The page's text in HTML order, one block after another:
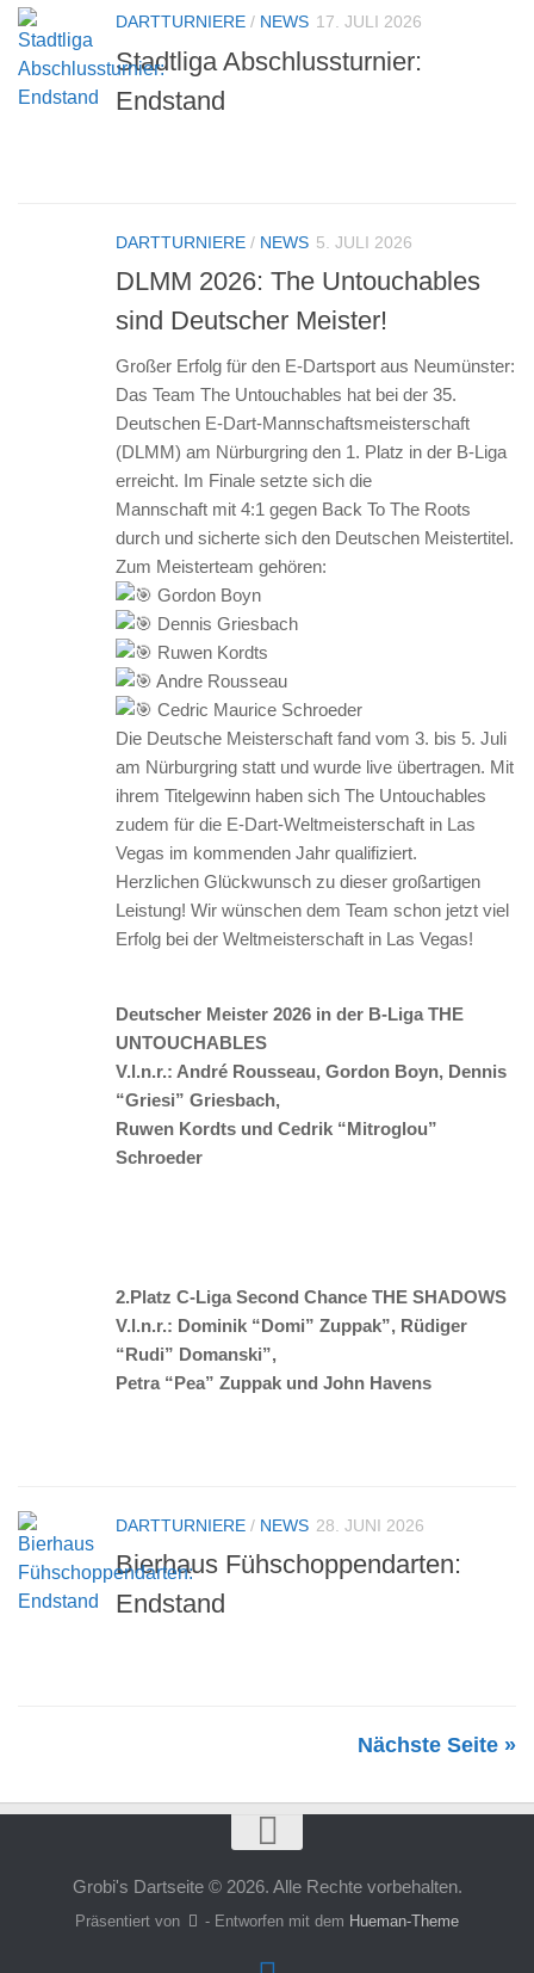
DARTTURNIERE / NEWS 17. JULI 2026
Stadtliga Abschlussturnier:
Endstand
DARTTURNIERE / NEWS 5. JULI 2026
DLMM 2026: The Untouchables
sind Deutscher Meister!
Großer Erfolg für den E-Dartsport aus Neumünster:
Das Team The Untouchables hat bei der 35.
Deutschen E-Dart-Mannschaftsmeisterschaft
(DLMM) am Nürburgring den 1. Platz in der B-Liga
erreicht. Im Finale setzte sich die
Mannschaft mit 4:1 gegen Back To The Roots
durch und sicherte sich den Deutschen Meistertitel.
Zum Meisterteam gehören:
Gordon Boyn
Dennis Griesbach
Ruwen Kordts
Andre Rousseau
Cedric Maurice Schroeder
Die Deutsche Meisterschaft fand vom 3. bis 5. Juli
am Nürburgring statt und wurde live übertragen. Mit
ihrem Titelgewinn haben sich The Untouchables
zudem für die E-Dart-Weltmeisterschaft in Las
Vegas im kommenden Jahr qualifiziert.
Herzlichen Glückwunsch zu dieser großartigen
Leistung! Wir wünschen dem Team schon jetzt viel
Erfolg bei der Weltmeisterschaft in Las Vegas!
Deutscher Meister 2026 in der B-Liga THE
UNTOUCHABLES
V.l.n.r.: André Rousseau, Gordon Boyn, Dennis
“Griesi” Griesbach,
Ruwen Kordts und Cedrik “Mitroglou”
Schroeder
2.Platz C-Liga Second Chance THE SHADOWS
V.l.n.r.: Dominik “Domi” Zuppak”, Rüdiger
“Rudi” Domanski”,
Petra “Pea” Zuppak und John Havens
DARTTURNIERE / NEWS 28. JUNI 2026
Bierhaus Fühschoppendarten:
Endstand
Nächste Seite »
Grobi's Dartseite © 2026. Alle Rechte vorbehalten.
Präsentiert von - Entworfen mit dem Hueman-Theme